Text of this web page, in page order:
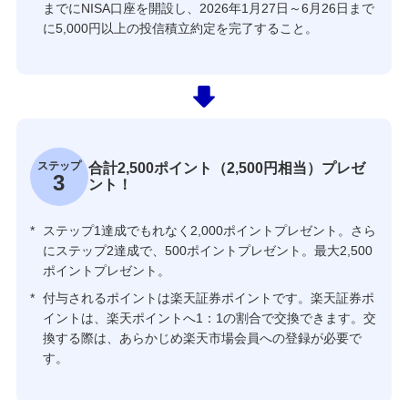
までにNISA口座を開設し、2026年1月27日～6月26日まで
に5,000円以上の投信積立約定を完了すること。
ステップ
3
合計2,500ポイント（2,500円相当）プレゼ
ント！
*
ステップ1達成でもれなく2,000ポイントプレゼント。さら
にステップ2達成で、500ポイントプレゼント。最大2,500
ポイントプレゼント。
* 付与されるポイントは楽天証券ポイントです。楽天証券ポ
イントは、楽天ポイントへ1：1の割合で交換できます。交
換する際は、あらかじめ楽天市場会員への登録が必要で
す。